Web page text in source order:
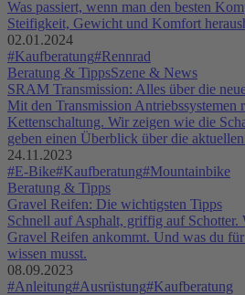
Was passiert, wenn man den besten
Steifigkeit, Gewicht und Komfort
02.01.2024
#Kaufberatung#Rennrad
Beratung & TippsSzene & News
SRAM Transmission: Alles über die
Mit den Transmission Antriebssystemen
Kettenschaltung. Wir zeigen wie die
geben einen Überblick über die
24.11.2023
#E-Bike#Kaufberatung#Mountainbike
Beratung & Tipps
Gravel Reifen: Die wichtigsten Tipps
Schnell auf Asphalt, griffig auf Schotter.
Gravel Reifen ankommt. Und was du
wissen musst.
08.09.2023
#Anleitung#Ausrüstung#Kaufberatung